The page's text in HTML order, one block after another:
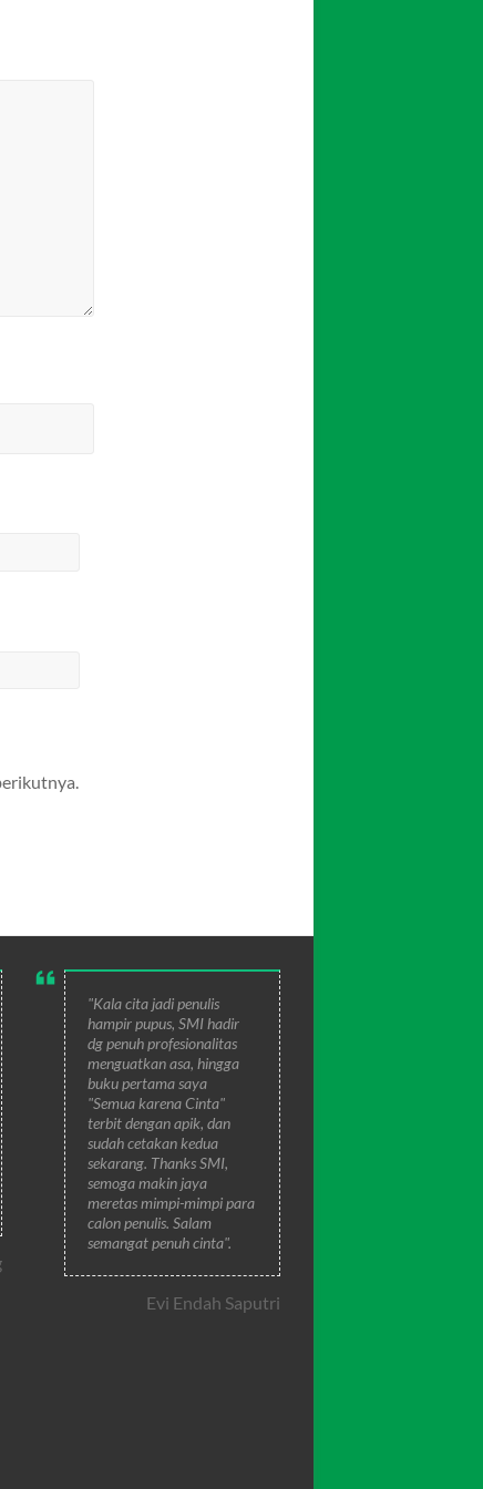
"Kala cita jadi penulis
hampir pupus, SMI hadir
dg penuh profesionalitas
menguatkan asa, hingga
buku pertama saya
"Semua karena Cinta"
terbit dengan apik, dan
sudah cetakan kedua
sekarang. Thanks SMI,
semoga makin jaya
meretas mimpi-mimpi para
calon penulis. Salam
semangat penuh cinta".
Evi Endah Saputri